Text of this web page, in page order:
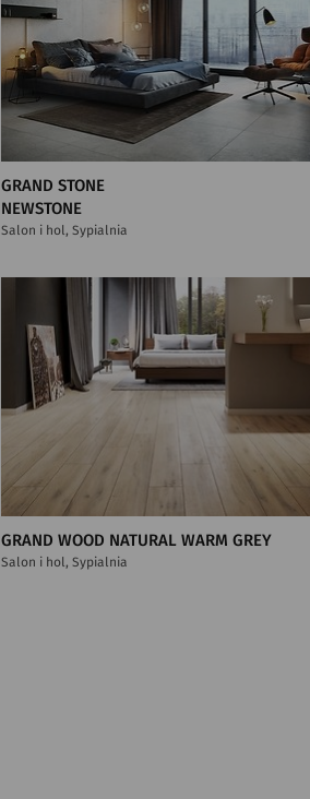
GRAND STONE
NEWSTONE
Salon i hol, Sypialnia
GRAND WOOD NATURAL WARM GREY
Salon i hol, Sypialnia